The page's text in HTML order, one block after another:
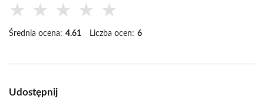
★ ★ ★ ★ ★
Średnia ocena: 4.61 Liczba ocen: 6
Udostępnij